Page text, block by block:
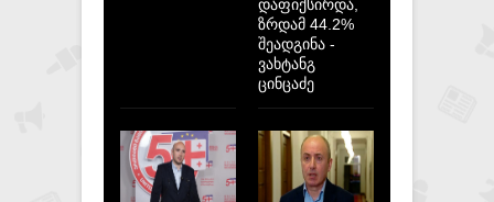
დაფიქსირდა,
ზრდამ 44.2%
შეადგინა -
ვახტანგ
ცინცაძე